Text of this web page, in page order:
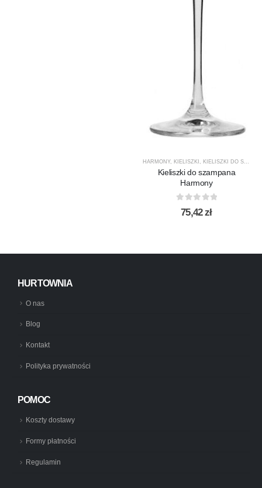
HARMONY, KIELISZKI , KIELISZKI DO SZAMPANA
Kieliszki do szampana
Harmony
out of 5
75,42zł
HURTOWNIA
O nas
Blog
Kontakt
Polityka prywatności
POMOC
Koszty dostawy
Formy płatności
Regulamin